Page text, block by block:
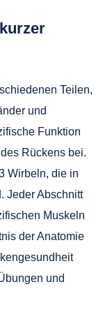
Teilen,
und
Funktion
Rückens bei.
Wirbeln, die in
Jeder Abschnitt
Muskeln
der Anatomie
und